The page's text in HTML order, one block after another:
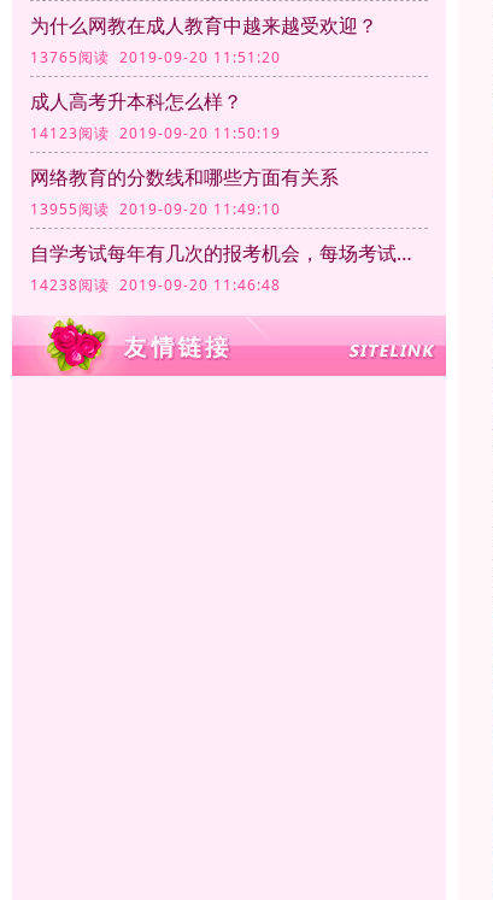
为什么网教在成人教育中越来越受欢迎？
13765阅读 2019-09-20 11:51:20
成人高考升本科怎么样？
14123阅读 2019-09-20 11:50:19
网络教育的分数线和哪些方面有关系
13955阅读 2019-09-20 11:49:10
自学考试每年有几次的报考机会，每场考试的时间和满分分别是多少
14238阅读 2019-09-20 11:46:48